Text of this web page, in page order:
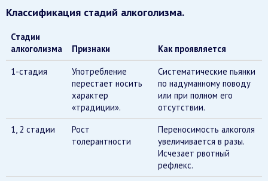
Классификация стадий алкоголизма.
Стадии
алкоголизма
Признаки
Как проявляется
1-стадия
Употребление
перестает носить
характер
«традиции».
Систематические пьянки
по надуманному поводу
или при полном его
отсутствии.
1, 2 стадии
Рост
толерантности
Переносимость алкоголя
увеличивается в разы.
Исчезает рвотный
рефлекс.